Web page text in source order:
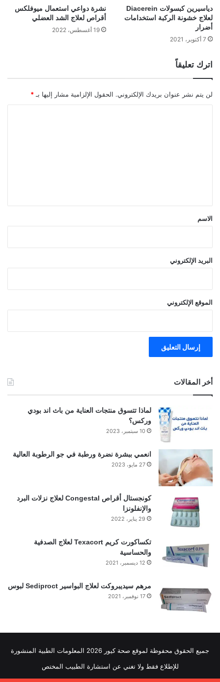
دياسيرين كبسولات Diacerein
لعلاج خشونة الركبة استخدامات
أضرار
7 أكتوبر، 2021
نشرة دواعي استعمال ميوفلكس
أقراص لعلاج الشد العضلي
19 أغسطس، 2022
اترك تعليقاً
لن يتم نشر عنوان بريدك الإلكتروني. الحقول الإلزامية مشار إليها بـ *
*
الاسم
البريد الإلكتروني
الموقع الإلكتروني
أخر المقالات
لماذا تتسوق منتجات العناية من باث اند بودي
وركس؟
10 سبتمبر، 2023
انعمي ببشرة نضرة ورطبة في جو الرطوبة العالية
27 مايو، 2023
كونجستال أقراص Congestal لعلاج نزلات البرد
والإنفلونزا
29 يناير، 2022
تكساكورت كريم Texacort لعلاج الصدفية
والحساسية
12 ديسمبر، 2021
مرهم سيديبروكت لعلاج البواسير Sediproct لبوس
17 نوفمبر، 2021
جميع الحقوق محفوظة لموقع صحة كيور 2026 المعلومات الطبية المنشورة
للإطلاع فقط ولا تغني عن استشارة الطبيب المختص